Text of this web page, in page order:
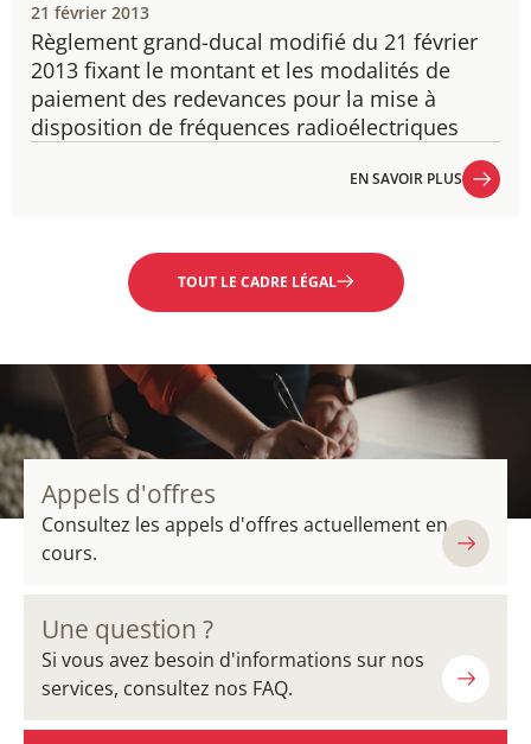
Règlement grand-ducal modifié du 21 février
2013 fixant le montant et les modalités de
paiement des redevances pour la mise à
disposition de fréquences radioélectriques
21 février 2013
EN SAVOIR PLUS
TOUT LE CADRE LÉGAL
Appels d'offres
Consultez les appels d'offres actuellement en
cours.
Une question ?
Si vous avez besoin d'informations sur nos
services, consultez nos FAQ.